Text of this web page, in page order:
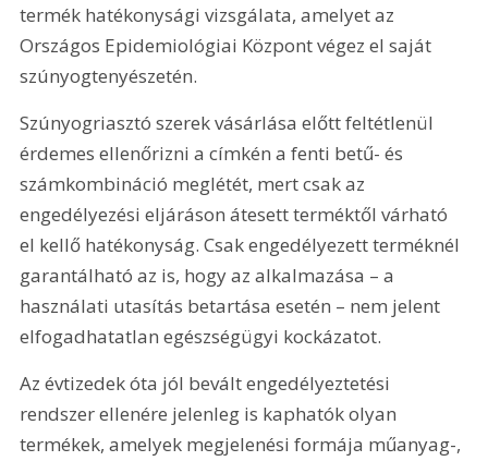
termék hatékonysági vizsgálata, amelyet az
Országos Epidemiológiai Központ végez el saját
szúnyogtenyészetén.
Szúnyogriasztó szerek vásárlása előtt feltétlenül
érdemes ellenőrizni a címkén a fenti betű- és
számkombináció meglétét, mert csak az
engedélyezési eljáráson átesett terméktől várható
el kellő hatékonyság. Csak engedélyezett terméknél
garantálható az is, hogy az alkalmazása – a
használati utasítás betartása esetén – nem jelent
elfogadhatatlan egészségügyi kockázatot.
Az évtizedek óta jól bevált engedélyeztetési
rendszer ellenére jelenleg is kaphatók olyan
termékek, amelyek megjelenési formája műanyag-,